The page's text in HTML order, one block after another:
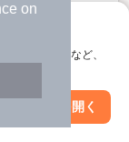
on
し
に入り保存など、
アプリを開く
線 など
目
り込み条件を変更